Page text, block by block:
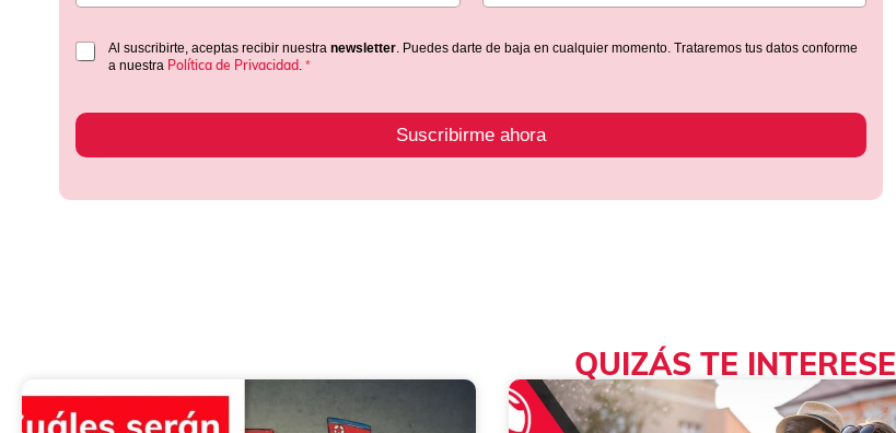
Al suscribirte, aceptas recibir nuestra newsletter. Puedes darte de baja en cualquier momento. Trataremos tus datos conforme
a nuestra Política de Privacidad *
Suscribirme ahora
QUIZÁS TE INTERESE